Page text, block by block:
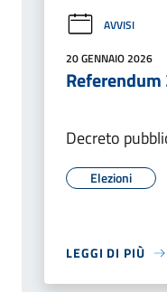
AVVISI
20 GENNAIO 2026
Decreto
Elezioni
LEGGI DI PIÙ